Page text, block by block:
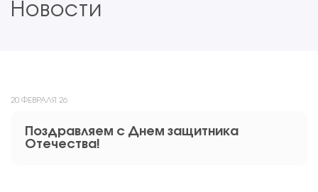
Новости
20 ФЕВРАЛЯ 26
Поздравляем с Днем защитника
Отечества!